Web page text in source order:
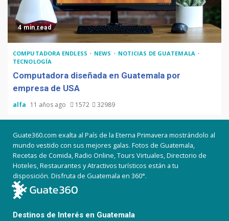
4 min read
COMPUTADORA ENDLESS NEWS
NOTICIAS DE GUATEMALA
TECNOLOGÍA
Computadora diseñada en Guatemala por
empresa de USA
alfa 11 años ago 1572 32989
Guate360.com exalta al País de la Eterna Primavera mostrándolo al
mundo vestido con sus mejores galas. Fotos de Guatemala,
Recetas de Comida, Radio Online, Tours Virtuales, Directorio de
Hoteles, Restaurantes y Atractivos turísticos están a tu
disposición. Disfruta de Guatemala en 360°.
Destinos de Interés en Guatemala